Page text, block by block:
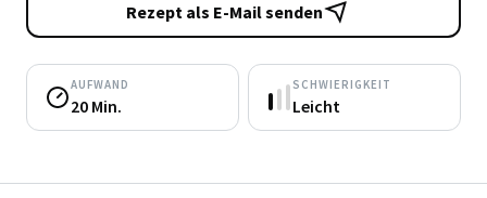
Rezept als E-Mail senden
AUFWAND
20 Min.
SCHWIERIGKEIT
Leicht